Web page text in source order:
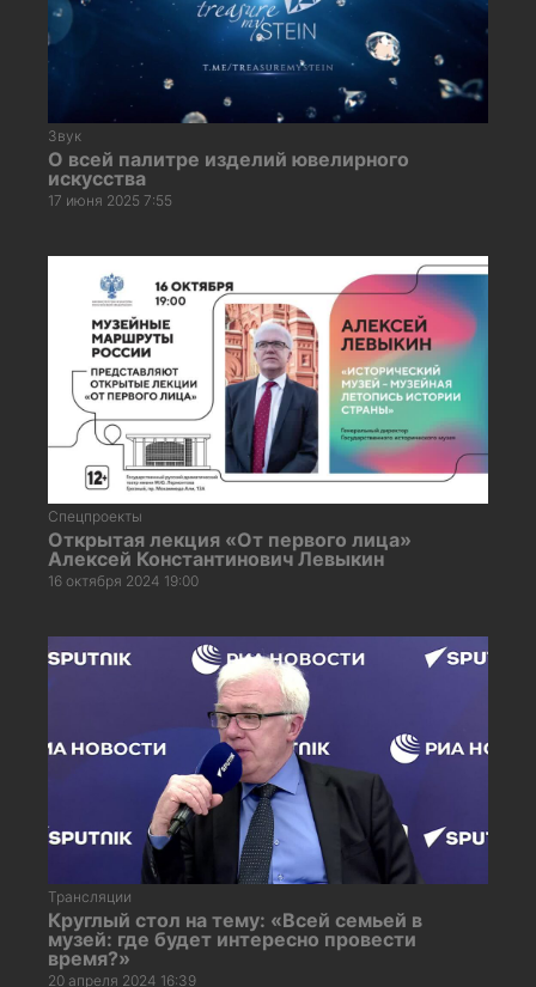
Звук
О всей палитре изделий ювелирного
искусства
17 июня 2025 7:55
Спецпроекты
Открытая лекция «От первого лица»
Алексей Константинович Левыкин
16 октября 2024 19:00
Трансляции
Круглый стол на тему: «Всей семьей в
музей: где будет интересно провести
время?»
20 апреля 2024 16:39